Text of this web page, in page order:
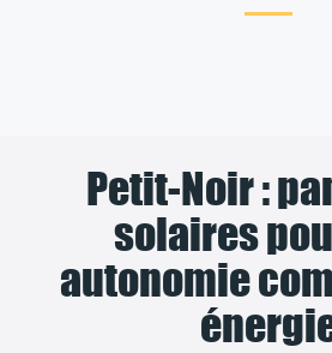
Petit-Noir :
solaires
autonomie